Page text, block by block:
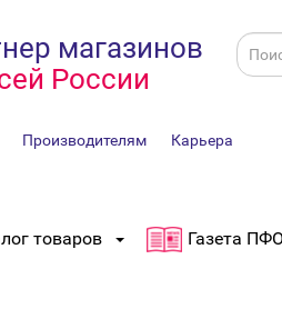
магазинов
России
Производителям Карьера
товаров Газета ПФО